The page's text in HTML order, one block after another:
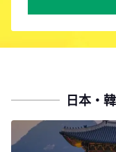
日本・